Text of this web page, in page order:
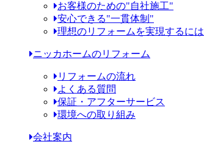
お客様のための"自社施工"
安心できる"一貫体制"
理想のリフォームを実現するには
ニッカホームのリフォーム
リフォームの流れ
よくある質問
保証・アフターサービス
環境への取り組み
会社案内